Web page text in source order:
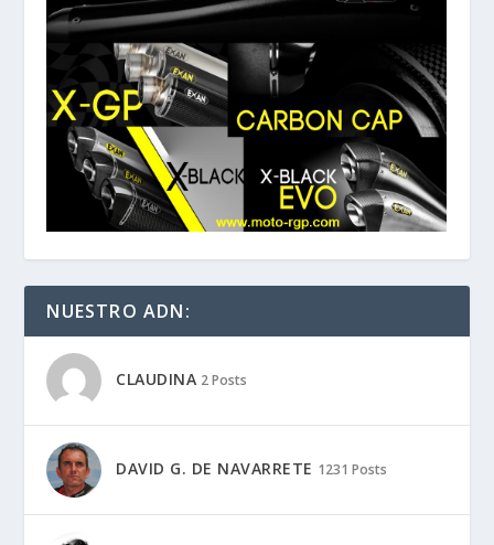
NUESTRO ADN:
CLAUDINA 2 Posts
DAVID G. DE NAVARRETE 1231 Posts